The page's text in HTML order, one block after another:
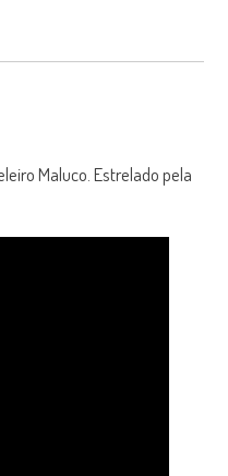
Maluco. Estrelado pela